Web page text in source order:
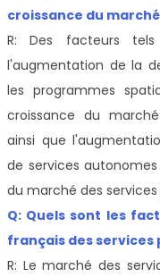
croissance du
R: Des facteurs tels
l'augmentation de la
les programmes
croissance du
ainsi que
de services
du marché des
Q: Quels sont les
français des services
R: Le marché des